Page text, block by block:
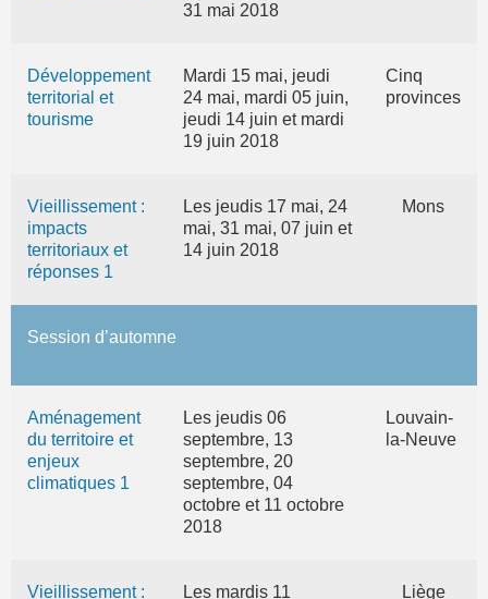
31 mai 2018
Développement
territorial et
tourisme
Mardi 15 mai, jeudi
24 mai, mardi 05 juin,
jeudi 14 juin et mardi
19 juin 2018
Cinq
provinces
Vieillissement :
impacts
territoriaux et
réponses 1
Les jeudis 17 mai, 24
mai, 31 mai, 07 juin et
14 juin 2018
Mons
Session d’automne
Aménagement
du territoire et
enjeux
climatiques 1
Les jeudis 06
septembre, 13
septembre, 20
septembre, 04
octobre et 11 octobre
2018
Louvain-
la-Neuve
Vieillissement : Les mardis 11 Liège